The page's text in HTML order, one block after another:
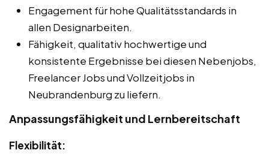
Engagement für hohe Qualitätsstandards in
allen Designarbeiten.
Fähigkeit, qualitativ hochwertige und
konsistente Ergebnisse bei diesen Nebenjobs,
Freelancer Jobs und Vollzeitjobs in
Neubrandenburg zu liefern.
Anpassungsfähigkeit und Lernbereitschaft
Flexibilität: